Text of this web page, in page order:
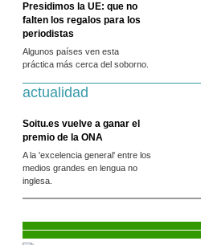
Presidimos la UE: que no
falten los regalos para los
periodistas
Algunos países ven esta
práctica más cerca del soborno.
actualidad
Soitu.es vuelve a ganar el
premio de la ONA
A la 'excelencia general' entre los
medios grandes en lengua no
inglesa.